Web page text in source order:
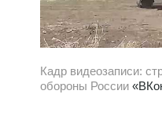
Кадр видеозаписи:
обороны России